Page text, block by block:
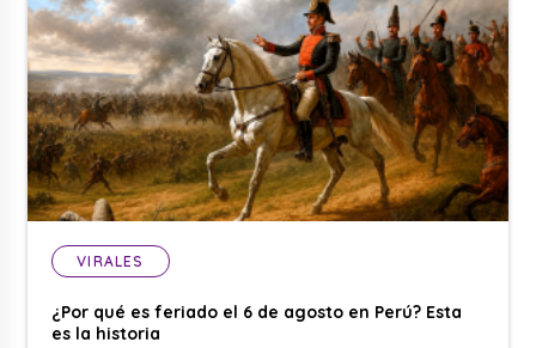
VIRALES
¿Por qué es feriado el 6 de agosto en Perú? Esta
es la historia